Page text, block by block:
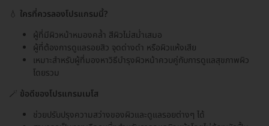
💧 ใครที่ควรลองโปรแกรมนี้?
ผู้ที่มีผิวหน้าหมองคล้ำ สีผิวไม่สม่ำเสมอ
ผู้ที่ต้องการดูแลรอยสิว จุดด่างดำ หรือผิวแห้งเสีย
เหมาะสำหรับผู้ที่มองหาวิธีบำรุงผิวหน้าควบคู่กับการดูแลสุขภาพผิว
โดยรวม
🪄 ข้อดีของโปรแกรมเมโส
ช่วยปรับปรุงความสว่างของผิวและดูแลรอยต่างๆ ได้